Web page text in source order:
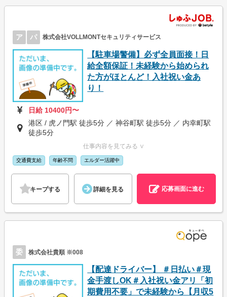
ア パ 株式会社VOLLMONTセキュリティサービス
【駐車場警備】必ず全員面接！日
給全額保証！未経験から始められ
た方がほとんど！入社祝い金あ
り！
日給 10400円〜
港区 / 虎ノ門駅 徒歩5分 ／ 神谷町駅 徒歩5分 ／ 内幸町駅
徒歩5分
仕事内容を見てみる ∨
交通費支給 年齢不問 エルダー活躍中
キープする 詳細を見る 応募画面に進む
委 株式会社貴順 ※008
【配達ドライバー】 ＃日払い＃現
金手渡しOK＃入社祝い金アリ「初
期費用不要」で未経験から【月収5